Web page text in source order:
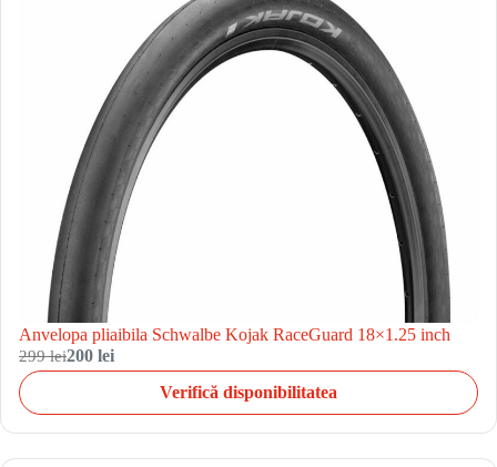
Anvelopa pliaibila Schwalbe Kojak RaceGuard 18×1.25 inch
299 lei200 lei
Verifică disponibilitatea